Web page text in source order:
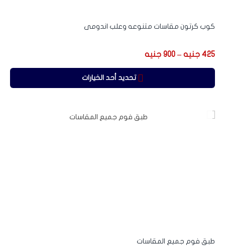
كوب كرتون مقاسات متنوعه وعلب اندومى
425 جنيه –
900 جنيه
تحديد أحد الخيارات
طبق فوم جميع المقاسات